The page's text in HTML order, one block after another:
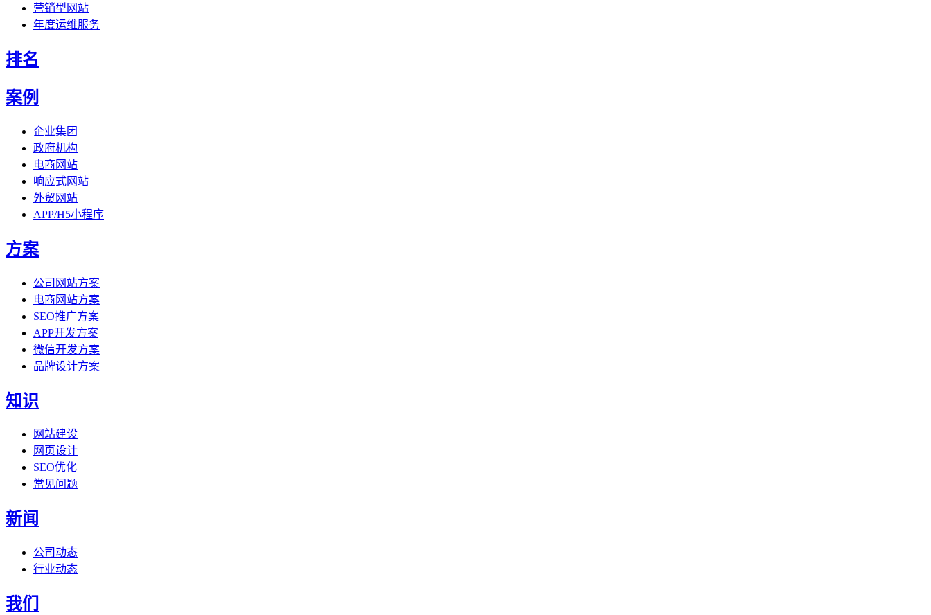
营销型网站
年度运维服务
排名
案例
企业集团
政府机构
电商网站
响应式网站
外贸网站
APP/H5小程序
方案
公司网站方案
电商网站方案
SEO推广方案
APP开发方案
微信开发方案
品牌设计方案
知识
网站建设
网页设计
SEO优化
常见问题
新闻
公司动态
行业动态
我们